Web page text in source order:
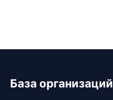
База организаций